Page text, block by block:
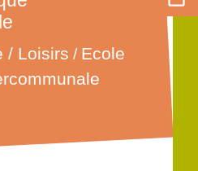
/ Loisirs / Ecole